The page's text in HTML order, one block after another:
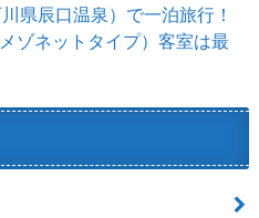
県辰口温泉）で一泊旅行！
ゾネットタイプ）客室は最